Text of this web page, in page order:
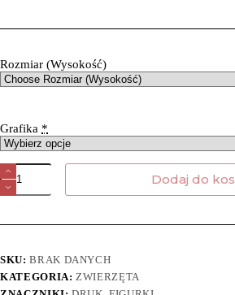
Rozmiar (Wysokość)
Grafika *
Dodaj do
SKU:BRAK DANYCH
KATEGORIA: ZWIERZĘTA